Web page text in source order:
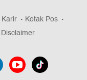
Karir
Kotak Pos
Disclaimer